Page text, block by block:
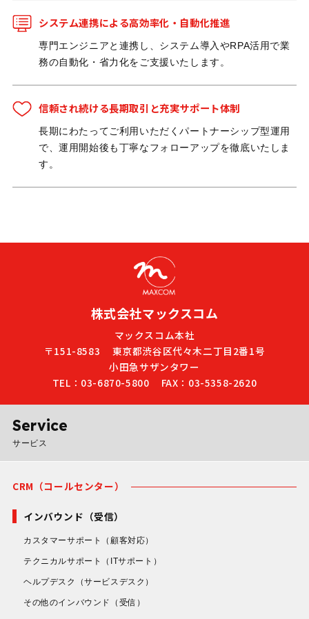
システム連携による高効率化・自動化推進
専門エンジニアと連携し、システム導入やRPA活用で業
務の自動化・省力化をご支援いたします。
信頼され続ける長期取引と充実サポート体制
長期にわたってご利用いただくパートナーシップ型運用
で、運用開始後も丁寧なフォローアップを徹底いたしま
す。
株式会社マックスコム
マックスコム本社
〒151-8583
東京都渋谷区代々木二丁目2番1号
小田急サザンタワー
TEL：03-6870-5800
FAX：03-5358-2620
Service
サービス
CRM（コールセンター）
インバウンド（受信）
カスタマーサポート （顧客対応）
テクニカルサポート （ITサポート）
ヘルプデスク （サービスデスク）
その他のインバウンド （受信）